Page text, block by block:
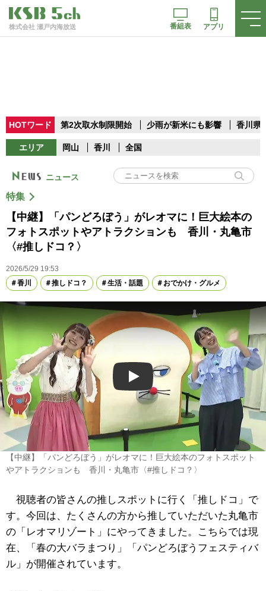
株式会社 瀬戸内海放送 番組表 アプリ
HOTワード 第2次取水制限開始 少雨が新米にも影響 香川県
エリア 岡山 香川 全国
ニュース
特集
【中継】「パンどろぼう」がレオマに！巨大絵本の
フォトスポットやアトラクションも 香川・丸亀市
〈#推しドコ？〉
2026/5/29 19:53
香川
推しドコ？ 生活・話題 おでかけ・グルメ
Play
【中継】「パンどろぼう」がレオマに！巨大絵本のフォトスポット
やアトラクションも 香川・丸亀市〈#推しドコ？〉
視聴者の皆さんの推しスポットに行く「推しドコ」で
す。今回は、たくさんの方から推していただいた丸亀市
の「レオマリゾート」にやってきました。こちらでは現
在、「春の大バラまつり」「パンどろぼうフェスティバ
ル」が開催されています。